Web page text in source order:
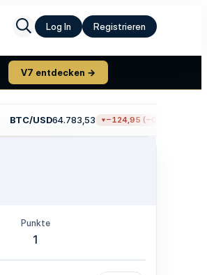
Log In Registrieren
V7 entdecken →
BTC/USD64.783,53 −124,95 (−0,19 %)
Punkte
1